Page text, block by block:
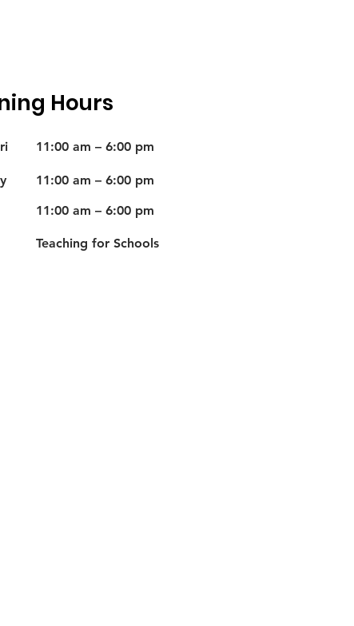
Hours
11:00 am – 6:00 pm
11:00 am – 6:00 pm
11:00 am – 6:00 pm
Teaching for Schools